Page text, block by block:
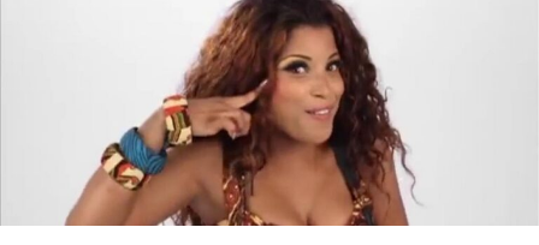
Num texto intitulado“Carta Aberta”, Percella classificou
“cruel” e “desprezível” , afirmando que se
trata de uma tragédia que destrói o trabalho e o esforço
de um artista com grande potencial.
“O ser humano apagou uma vida, a vida de um artista
que tem tudo para dar certo”, escreveu.